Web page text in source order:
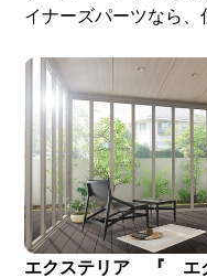
イナーズパーツなら、
エクステリア 『 エ